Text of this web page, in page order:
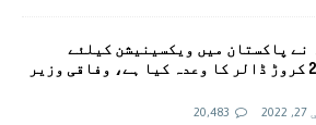
نے پاکستان میں ویکسینیشن کیلئے
اضافی 2 کروڑ ڈالر کا وعدہ کیا ہے، وفاقی وزیر
20,483